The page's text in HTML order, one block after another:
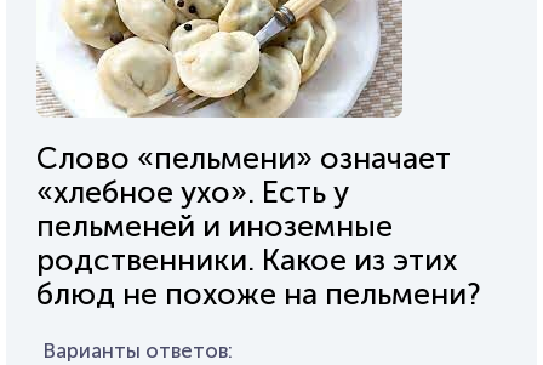
Слово «пельмени» означает
«хлебное ухо». Есть у
пельменей и иноземные
родственники. Какое из этих
блюд не похоже на пельмени?
Варианты ответов: